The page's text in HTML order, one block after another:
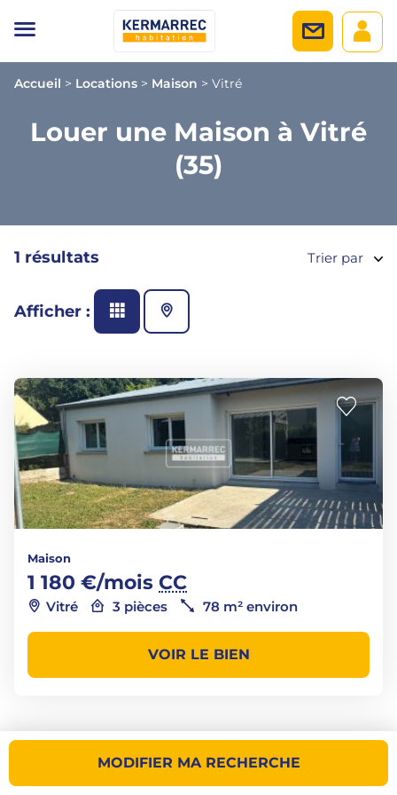
Accueil > Locations > Maison > Vitré
Louer une Maison à Vitré
(35)
MODIFIER MA RECHERCHE
1 résultats Trier par
Afficher :
Maison
1 180 €/mois CC
Vitré 3 pièces 78 m² environ
VOIR LE BIEN